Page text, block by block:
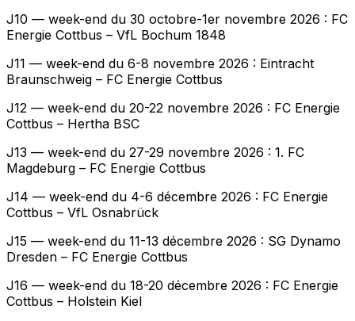
J10 — week-end du 30 octobre-1er novembre 2026 : FC
Energie Cottbus – VfL Bochum 1848
J11 — week-end du 6-8 novembre 2026 : Eintracht
Braunschweig – FC Energie Cottbus
J12 — week-end du 20-22 novembre 2026 : FC Energie
Cottbus – Hertha BSC
J13 — week-end du 27-29 novembre 2026 : 1. FC
Magdeburg – FC Energie Cottbus
J14 — week-end du 4-6 décembre 2026 : FC Energie
Cottbus – VfL Osnabrück
J15 — week-end du 11-13 décembre 2026 : SG Dynamo
Dresden – FC Energie Cottbus
J16 — week-end du 18-20 décembre 2026 : FC Energie
Cottbus – Holstein Kiel